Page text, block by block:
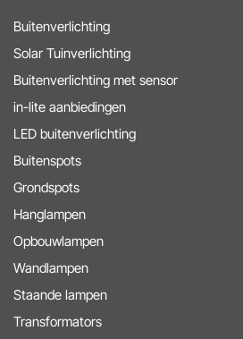
Buitenverlichting
Solar Tuinverlichting
Buitenverlichting met sensor
in-lite aanbiedingen
LED buitenverlichting
Buitenspots
Grondspots
Hanglampen
Opbouwlampen
Wandlampen
Staande lampen
Transformators